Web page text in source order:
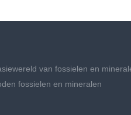
van fossielen en
fossielen en mineralen